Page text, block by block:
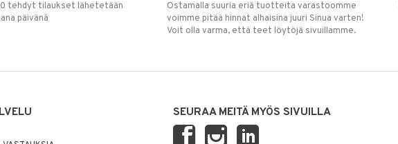
tehdyt tilaukset lähetetään
päivänä
Ostamalla suuria eriä tuotteita varastoomme
voimme pitää hinnat alhaisina juuri Sinua varten!
Voit olla varma, että teet löytöjä sivuillamme.
SEURAA MEITÄ MYÖS SIVUILLA